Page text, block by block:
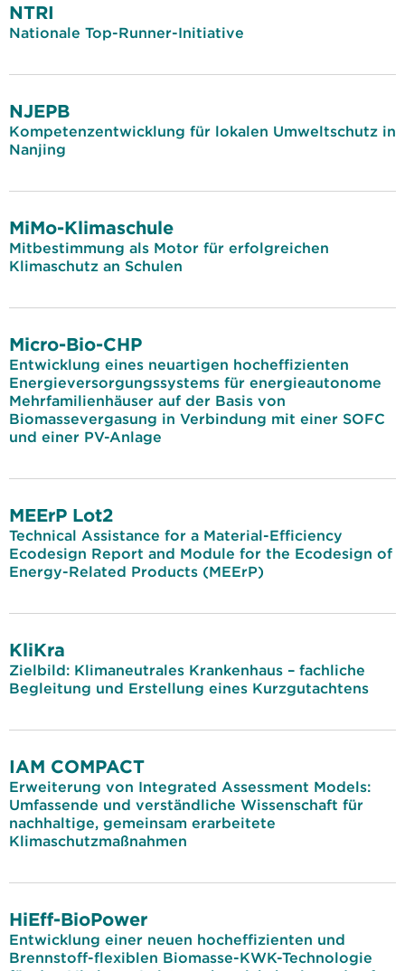
NTRI
Nationale Top-Runner-Initiative
NJEPB
Kompetenzentwicklung für lokalen Umweltschutz in
Nanjing
MiMo-Klimaschule
Mitbestimmung als Motor für erfolgreichen
Klimaschutz an Schulen
Micro-Bio-CHP
Entwicklung eines neuartigen hocheffizienten
Energieversorgungssystems für energieautonome
Mehrfamilienhäuser auf der Basis von
Biomassevergasung in Verbindung mit einer SOFC
und einer PV-Anlage
MEErP Lot2
Technical Assistance for a Material-Efficiency
Ecodesign Report and Module for the Ecodesign of
Energy-Related Products (MEErP)
KliKra
Zielbild: Klimaneutrales Krankenhaus – fachliche
Begleitung und Erstellung eines Kurzgutachtens
IAM COMPACT
Erweiterung von Integrated Assessment Models:
Umfassende und verständliche Wissenschaft für
nachhaltige, gemeinsam erarbeitete
Klimaschutzmaßnahmen
HiEff-BioPower
Entwicklung einer neuen hocheffizienten und
Brennstoff-flexiblen Biomasse-KWK-Technologie